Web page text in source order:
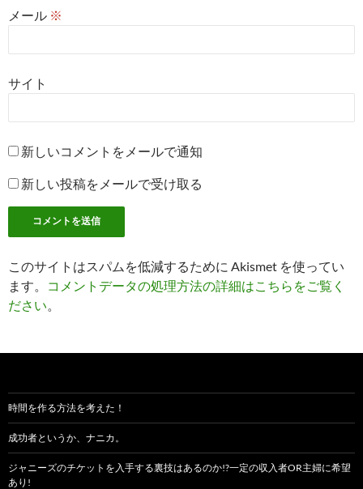
メール ※
サイト
新しいコメントをメールで通知
新しい投稿をメールで受け取る
このサイトはスパムを低減するために Akismet を使ってい
ます。
コメントデータの処理方法の詳細はこちらをご覧く
ださい。
時間を作る方法を考えた！
成功者というか、ナニカ。
ジャニーズのチケットを入手する裏技はあるのか!?一定の収入者OR主婦に希望
あり!